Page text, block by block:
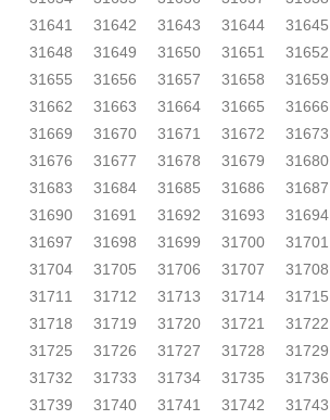
31641
31642 31643 31644 31645
31648
31649 31650 31651 31652
31655
31656 31657 31658 31659
31662
31663 31664 31665 31666
31669
31670 31671 31672 31673
31676
31677 31678 31679 31680
31683
31684 31685 31686 31687
31690
31691 31692 31693 31694
31697
31698 31699 31700 31701
31704
31705 31706 31707 31708
31711
31712 31713 31714 31715
31718
31719 31720 31721 31722
31725
31726 31727 31728 31729
31732
31733 31734 31735 31736
31739
31740 31741 31742 31743